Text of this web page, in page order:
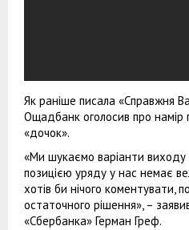
Як раніше писала «Справжня
Ощадбанк оголосив про намір
«дочок».
«Ми шукаємо варіанти виходу
позицією уряду у нас немає
хотів би нічого коментувати,
остаточного рішення», –
«Сбербанка» Герман Греф.